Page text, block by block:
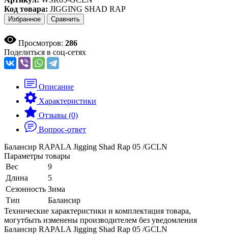
Код товара: JIGGING SHAD RAP
Избранное Сравнить
Просмотров: 286
Поделиться в соц-сетях
Описание
Характеристики
Отзывы (0)
Вопрос-ответ
Балансир RAPALA Jigging Shad Rap 05 /GCLN
Параметры товары
Вес
9
Длина
5
Сезонность Зима
Тип
Балансир
Технические характеристики и комплектация товара,
могутбыть изменены производителем без уведомления
Балансир RAPALA Jigging Shad Rap 05 /GCLN